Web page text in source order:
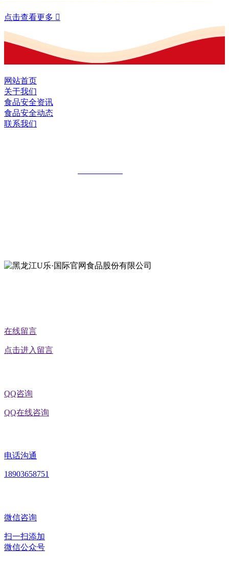
点击查看更多 
网站首页
关于我们
食品安全资讯
食品安全动态
联系我们
在线留言
点击进入留言
QQ咨询
QQ在线咨询
电话沟通
18903658751
微信咨询
扫一扫添加
微信公众号